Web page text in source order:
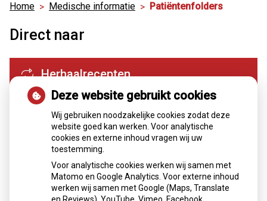
Home Medische informatie Patiëntenfolders
Patiëntenfolders
Direct naar
Herhaalrecepten
Nieuws
Toestemming
Deze website gebruikt cookies
Wij gebruiken noodzakelijke cookies zodat deze
website goed kan werken. Voor analytische
cookies en externe inhoud vragen wij uw
toestemming.
Voor analytische cookies werken wij samen met
Matomo en Google Analytics. Voor externe inhoud
werken wij samen met Google (Maps, Translate